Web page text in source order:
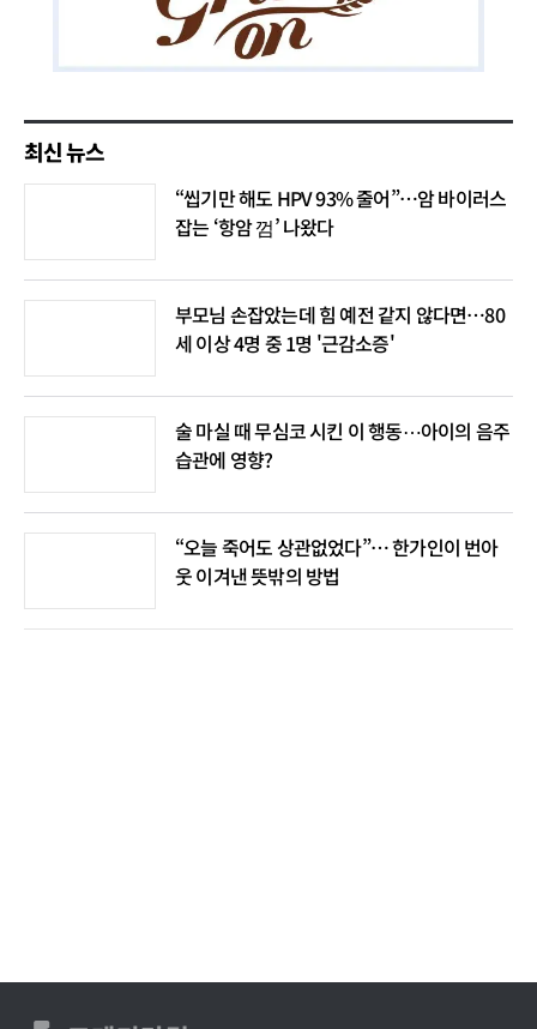
최신 뉴스
“씹기만 해도 HPV 93% 줄어”…암 바이러스
잡는 ‘항암 껌’ 나왔다
부모님 손잡았는데 힘 예전 같지 않다면…80
세 이상 4명 중 1명 '근감소증'
술 마실 때 무심코 시킨 이 행동⋯아이의 음주
습관에 영향?
“오늘 죽어도 상관없었다”… 한가인이 번아
웃 이겨낸 뜻밖의 방법